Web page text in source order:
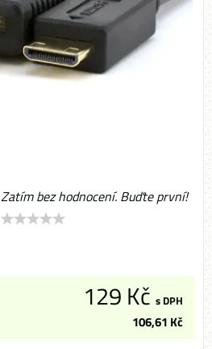
Zatím bez hodnocení. Buďte první!
129 Kč s DPH
106,61 Kč